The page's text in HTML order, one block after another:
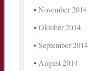
November 2014
Oktober 2014
September 2014
August 2014